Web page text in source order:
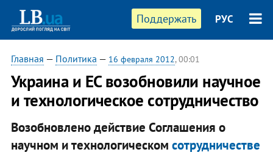
Поддержать РУС
Главная — Политика — 16 февраля 2012, 00:01
Украина и ЕС возобновили научное
и технологическое сотрудничество
Возобновлено действие Соглашения о
научном и технологическом сотрудничестве